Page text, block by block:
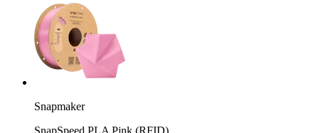
Snapmaker
SnapSpeed PLA Pink (RFID)